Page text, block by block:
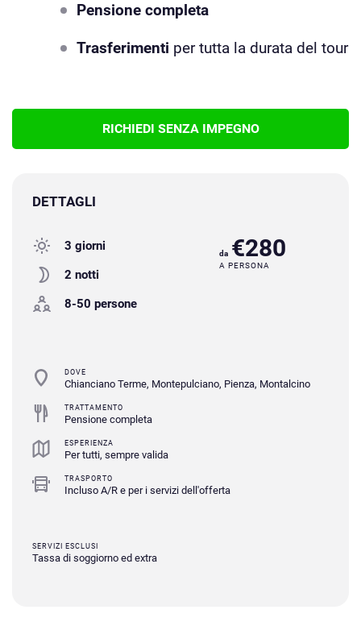
Pensione completa
Trasferimenti per tutta la durata del tour
RICHIEDI SENZA IMPEGNO
DETTAGLI
3 giorni
2 notti
8-50 persone
da €280
A PERSONA
DOVE
Chianciano Terme, Montepulciano, Pienza, Montalcino
TRATTAMENTO
Pensione completa
ESPERIENZA
Per tutti, sempre valida
TRASPORTO
Incluso A/R e per i servizi dell'offerta
SERVIZI ESCLUSI
Tassa di soggiorno ed extra